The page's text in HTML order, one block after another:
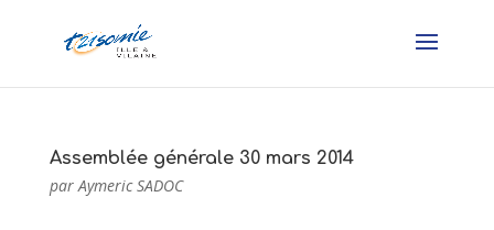
Assemblée générale 30 mars 2014
parAymeric SADOC